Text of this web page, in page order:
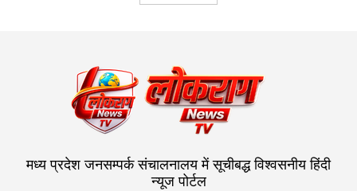
मध्य प्रदेश जनसम्पर्क संचालनालय में सूचीबद्ध विश्वसनीय हिंदी
न्यूज पोर्टल